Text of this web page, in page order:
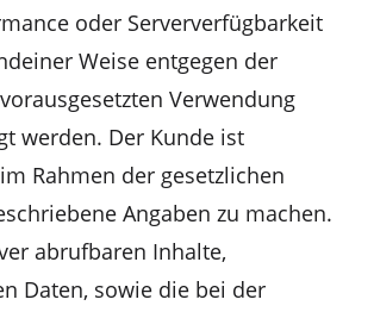
oder Serververfügbarkeit
Weise entgegen der
Verwendung
werden. Der Kunde ist
Rahmen der gesetzlichen
Angaben zu machen.
abrufbaren Inhalte,
Daten, sowie die bei der